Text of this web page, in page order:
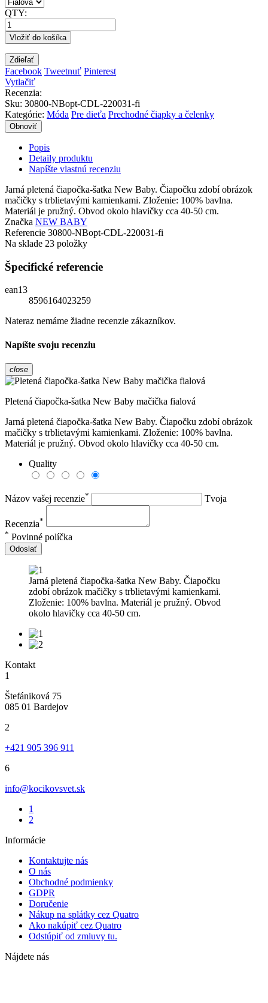
QTY:
Vložiť do košíka
Zdieľať
Facebook Tweetnuť Pinterest
Vytlačiť
Recenzia:
Sku: 30800-NBopt-CDL-220031-fi
Kategórie: Móda Pre dieťa Prechodné čiapky a čelenky
Popis
Detaily produktu
Napíšte vlastnú recenziu
Jarná pletená čiapočka-šatka New Baby. Čiapočku zdobí obrázok
mačičky s trblietavými kamienkami. Zloženie: 100% bavlna.
Materiál je pružný. Obvod okolo hlavičky cca 40-50 cm.
Značka NEW BABY
Referencie 30800-NBopt-CDL-220031-fi
Na sklade 23 položky
Špecifické referencie
ean13
8596164023259
Nateraz nemáme žiadne recenzie zákazníkov.
Napíšte svoju recenziu
close
Pletená čiapočka-šatka New Baby mačička fialová
Jarná pletená čiapočka-šatka New Baby. Čiapočku zdobí obrázok
mačičky s trblietavými kamienkami. Zloženie: 100% bavlna.
Materiál je pružný. Obvod okolo hlavičky cca 40-50 cm.
Quality
Názov vašej recenzie* Tvoja
Recenzia*
* Povinné políčka
Odoslať
Jarná pletená čiapočka-šatka New Baby. Čiapočku
zdobí obrázok mačičky s trblietavými kamienkami.
Zloženie: 100% bavlna. Materiál je pružný. Obvod
okolo hlavičky cca 40-50 cm.
Kontakt
1
Štefániková 75
085 01 Bardejov
2
+421 905 396 911
6
info@kocikovsvet.sk
1
2
Informácie
Kontaktujte nás
O nás
Obchodné podmienky
GDPR
Doručenie
Nákup na splátky cez Quatro
Ako nakúpiť cez Quatro
Odstúpiť od zmluvy tu.
Nájdete nás